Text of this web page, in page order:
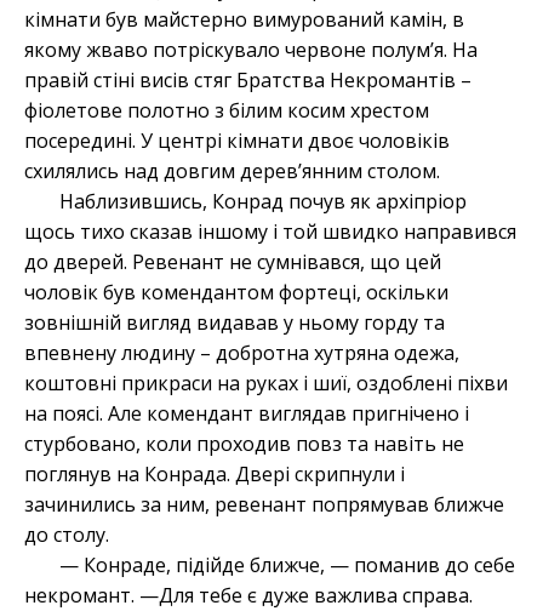
кімнати був майстерно вимурований камін, в
якому жваво потріскувало червоне полум’я. На
правій стіні висів стяг Братства Некромантів –
фіолетове полотно з білим косим хрестом
посередині. У центрі кімнати двоє чоловіків
схилялись над довгим дерев’янним столом.
Наблизившись, Конрад почув як архіпріор
щось тихо сказав іншому і той швидко направився
до дверей. Ревенант не сумнівався, що цей
чоловік був комендантом фортеці, оскільки
зовнішній вигляд видавав у ньому горду та
впевнену людину – добротна хутряна одежа,
коштовні прикраси на руках і шиї, оздоблені піхви
на поясі. Але комендант виглядав пригнічено і
стурбовано, коли проходив повз та навіть не
поглянув на Конрада. Двері скрипнули і
зачинились за ним, ревенант попрямував ближче
до столу.
— Конраде, підійде ближче, — поманив до себе
некромант. —Для тебе є дуже важлива справа.